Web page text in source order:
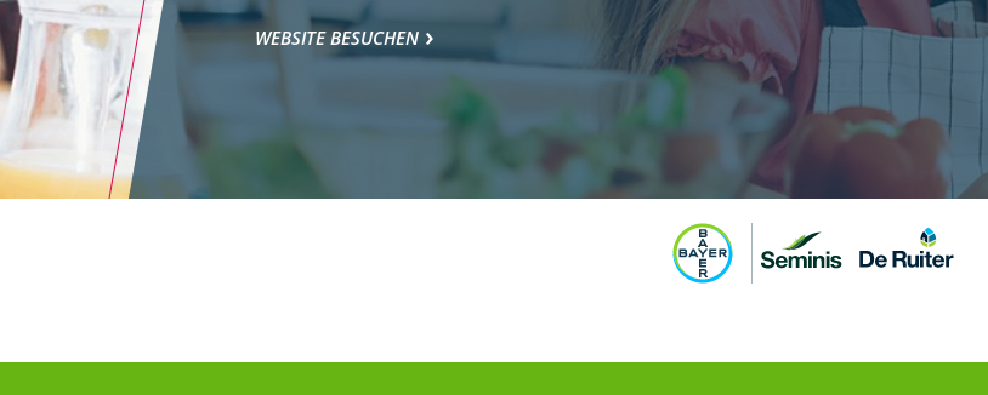
WEBSITE BESUCHEN